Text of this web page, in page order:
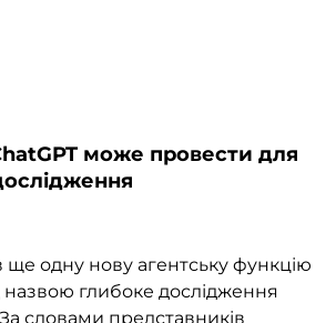
може провести для
одну нову агентську функцію
назвою глибоке дослідження
словами представників